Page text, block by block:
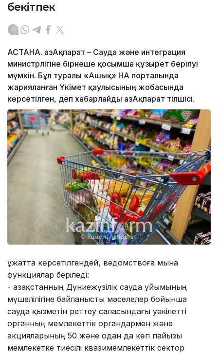
бекітпек
АСТАНА. ҚазАқпарат – Сауда және интеграция
министрлігіне бірнеше қосымша құзырет берілуі
мүмкін. Бұл туралы «Ашық» НҚА порталында
жарияланған Үкімет қаулысының жобасында
көрсетілген, деп хабарлайды ҚазАқпарат тілшісі.
Құжатта көрсетілгендей, ведомствоға мына
функциялар беріледі:
- Қазақстанның Дүниежүзілік сауда ұйымының
мүшелілігіне байланысты мәселелер бойынша
сауда қызметiн реттеу саласындағы уәкілетті
органның мемлекеттік органдармен және
акцияларының 50 және одан да көп пайызы
мемлекетке тиесілі квазимемлекеттік сектор